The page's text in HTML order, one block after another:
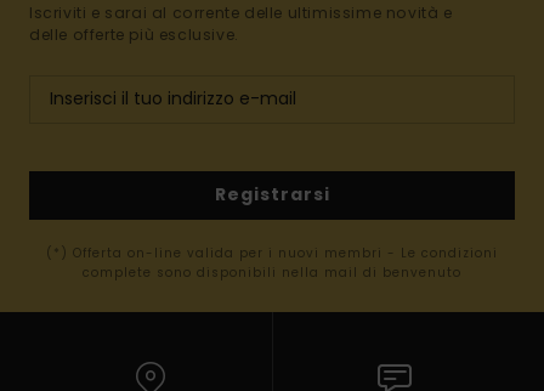
Iscriviti e sarai al corrente delle ultimissime novità e
delle offerte più esclusive.
Registrarsi
(*) Offerta on-line valida per i nuovi membri - Le condizioni
complete sono disponibili nella mail di benvenuto